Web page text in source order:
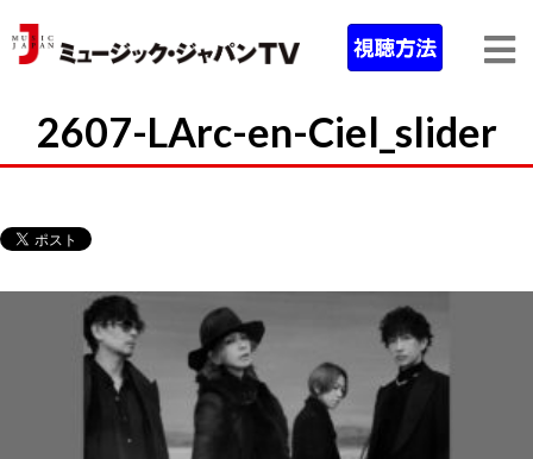
2607-LArc-en-Ciel_slider